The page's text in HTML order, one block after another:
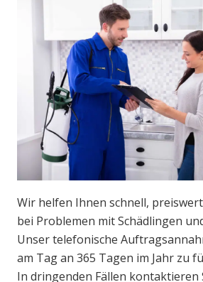
Wir helfen Ihnen schnell,
bei Problemen mit Schädlingen
Unser telefonische Auftragsannahme ist 24 Stunden
am Tag an 365 Tagen im Jahr zu für Sie zu
In dringenden Fällen kontaktieren Sie